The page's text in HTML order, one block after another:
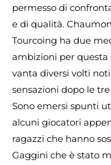
permesso di
e di qualità.
Tourcoing ha due
ambizioni per
vanta diversi volti
sensazioni dopo le
Sono emersi spunti
alcuni giocatori
ragazzi che hanno
Gaggini che è stato